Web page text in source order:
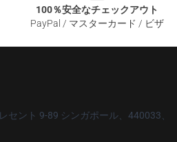
100％安全なチェックアウト
PayPal / マスターカード / ビザ
セント 9-89 シンガポール、440033、